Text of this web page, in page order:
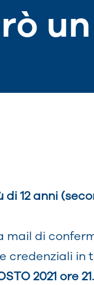
12 anni
mail di
credenziali in
2021 ore